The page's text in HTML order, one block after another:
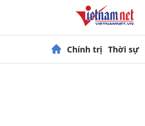
Chính trị Thời sự